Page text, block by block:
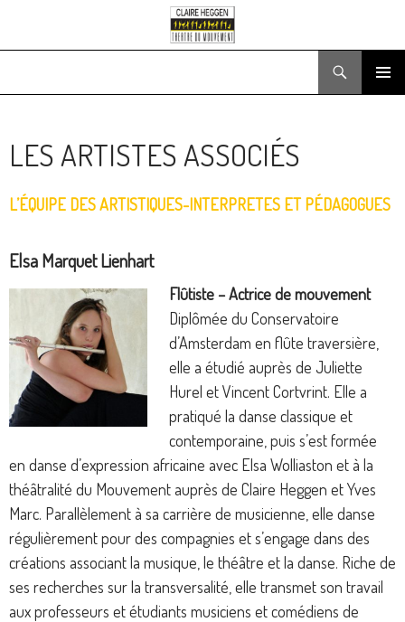
LES ARTISTES ASSOCIÉS
L’ÉQUIPE DES ARTISTIQUES-INTERPRETES ET PÉDAGOGUES
Elsa Marquet Lienhart
Flûtiste – Actrice de mouvement
Diplômée du Conservatoire
d’Amsterdam en flûte traversière,
elle a étudié auprès de Juliette
Hurel et Vincent Cortvrint. Elle a
pratiqué la danse classique et
contemporaine, puis s’est formée
en danse d’expression africaine avec Elsa Wolliaston et à la
théâtralité du Mouvement auprès de Claire Heggen et Yves
Marc. Parallèlement à sa carrière de musicienne, elle danse
régulièrement pour des compagnies et s’engage dans des
créations associant la musique, le théâtre et la danse. Riche de
ses recherches sur la transversalité, elle transmet son travail
aux professeurs et étudiants musiciens et comédiens de